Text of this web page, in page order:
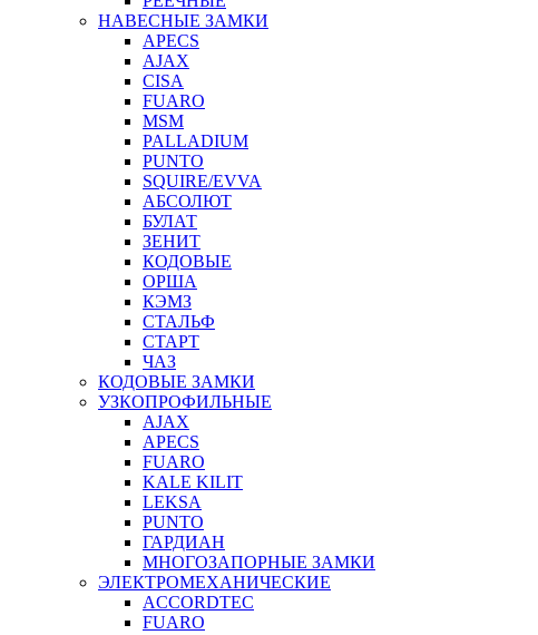
НАВЕСНЫЕ ЗАМКИ
APECS
AJAX
CISA
FUARO
MSM
PALLADIUM
PUNTO
SQUIRE/EVVA
АБСОЛЮТ
БУЛАТ
ЗЕНИТ
КОДОВЫЕ
ОРША
КЭМЗ
СТАЛЬФ
СТАРТ
ЧАЗ
КОДОВЫЕ ЗАМКИ
УЗКОПРОФИЛЬНЫЕ
AJAX
APECS
FUARO
KALE KILIT
LEKSA
PUNTO
ГАРДИАН
МНОГОЗАПОРНЫЕ ЗАМКИ
ЭЛЕКТРОМЕХАНИЧЕСКИЕ
ACCORDTEC
FUARO